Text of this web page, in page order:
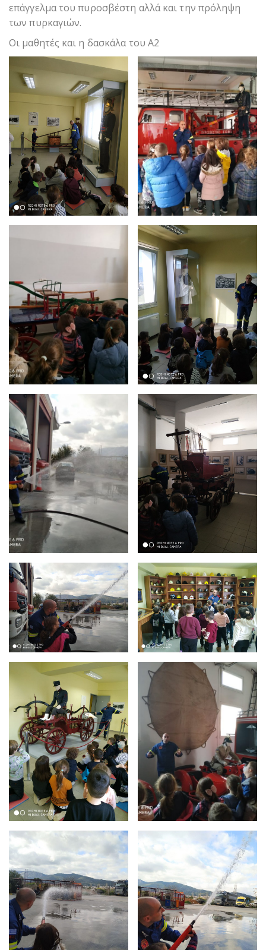
επάγγελμα του πυροσβέστη αλλά και την πρόληψη
των πυρκαγιών.
Οι μαθητές και η δασκάλα του Α2